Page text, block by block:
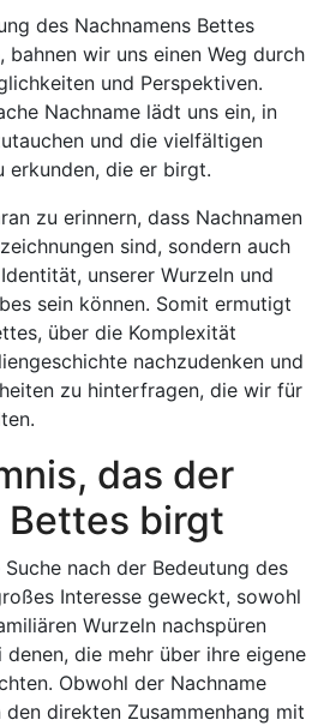
des Nachnamens Bettes
wir uns einen Weg durch
und Perspektiven.
Nachname lädt uns ein, in
und die vielfältigen
erkunden, die er birgt.
zu erinnern, dass Nachnamen
sind, sondern auch
unserer Wurzeln und
sein können. Somit ermutigt
über die Komplexität
nachzudenken und
zu hinterfragen, die wir für
das der
Bettes birgt
nach der Bedeutung des
Interesse geweckt, sowohl
Wurzeln nachspüren
die mehr über ihre eigene
Obwohl der Nachname
direkten Zusammenhang mit